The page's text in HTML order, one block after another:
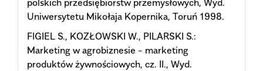
Uniwersytetu Mikołaja Kopernika, Toruń 1998.
FIGIEL S., KOZŁOWSKI W., PILARSKI S.:
Marketing w agrobiznesie - marketing
produktów żywnościowych, cz. II., Wyd.